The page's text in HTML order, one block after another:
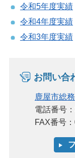
令和5年度実績
令和4年度実績
令和3年度実績
お問い合
鹿屋市総
電話番号
FAX番号